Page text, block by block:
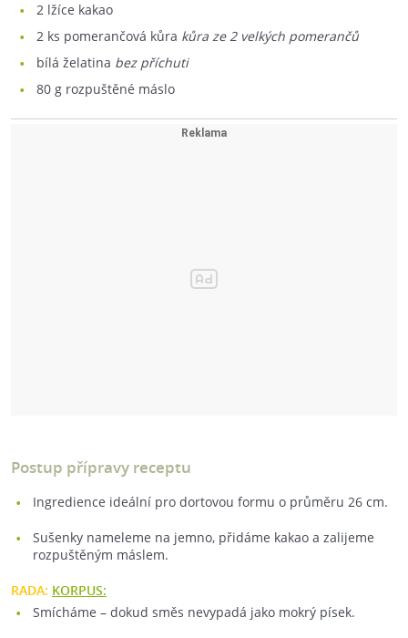
2 lžíce kakao
2 ks pomerančová kůra kůra ze 2 velkých pomerančů
bílá želatina bez příchuti
80 g rozpuštěné máslo
Postup přípravy receptu
Ingredience ideální pro dortovou formu o průměru 26 cm.
Sušenky nameleme na jemno, přidáme kakao a zalijeme
rozpuštěným máslem.
RADA: KORPUS:
Smícháme – dokud směs nevypadá jako mokrý písek.